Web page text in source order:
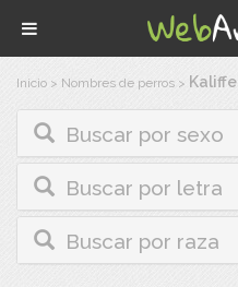
Inicio > Nombres de perros > Kaliffe
Buscar por sexo
Buscar por letra
Buscar por raza